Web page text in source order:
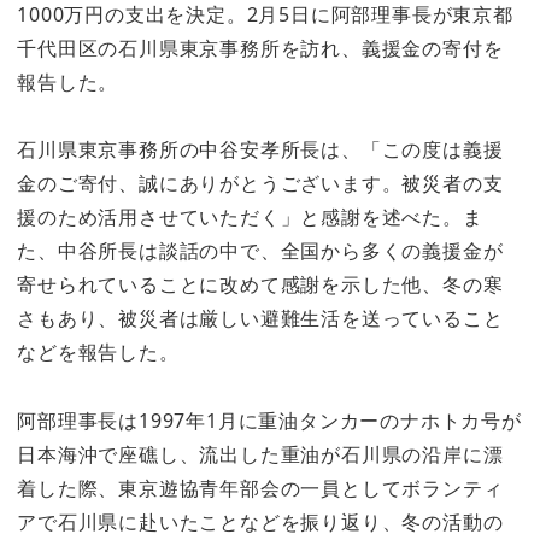
1000万円の支出を決定。2月5日に阿部理事長が東京都
千代田区の石川県東京事務所を訪れ、義援金の寄付を
報告した。
石川県東京事務所の中谷安孝所長は、「この度は義援
金のご寄付、誠にありがとうございます。被災者の支
援のため活用させていただく」と感謝を述べた。ま
た、中谷所長は談話の中で、全国から多くの義援金が
寄せられていることに改めて感謝を示した他、冬の寒
さもあり、被災者は厳しい避難生活を送っていること
などを報告した。
阿部理事長は1997年1月に重油タンカーのナホトカ号が
日本海沖で座礁し、流出した重油が石川県の沿岸に漂
着した際、東京遊協青年部会の一員としてボランティ
アで石川県に赴いたことなどを振り返り、冬の活動の